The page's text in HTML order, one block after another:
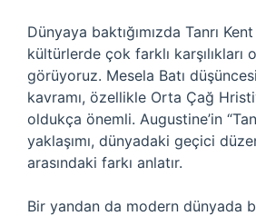
Dünyaya baktığımızda Tanrı
kültürlerde çok farklı karşılıkları
görüyoruz. Mesela Batı
kavramı, özellikle Orta Çağ
oldukça önemli. Augustine’in
yaklaşımı, dünyadaki geçici
arasındaki farkı anlatır.
Bir yandan da modern dünyada